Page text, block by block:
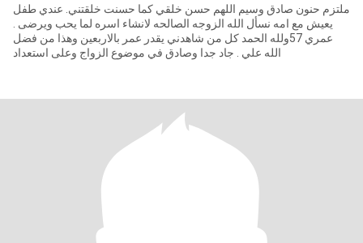
ملتزم حنون صادق وسيم اللهم حسن خلقي كما حسنت خلقتني. عندي طفل
يعيش مع امه نسأل الله الزوجه الصالحه لانشاء اسره لما يحب ويرضى .
عمري 57ولله الحمد كل من شاهدني يقدر عمر بالاربعين وهذا من فضل
الله علي . جاد جدا وصادق في موضوع الزواج وعلى استعداد